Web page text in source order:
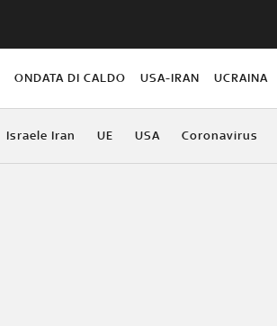
ONDATA DI CALDO USA-IRAN UCRAINA
Israele Iran UE USA Coronavirus